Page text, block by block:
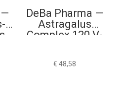
—
DeBa Pharma —
Astragalus
Complex 120 V-
€ 48,58